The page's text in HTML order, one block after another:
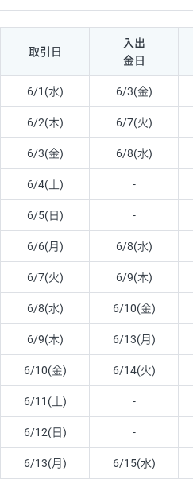
取引日
入出
金日
6/1(水) 6/3(金)
6/2(木) 6/7(火)
6/3(金) 6/8(水)
6/4(土) -
6/5(日) -
6/6(月) 6/8(水)
6/7(火) 6/9(木)
6/8(水) 6/10(金)
6/9(木) 6/13(月)
6/10(金) 6/14(火)
6/11(土) -
6/12(日) -
6/13(月) 6/15(水)